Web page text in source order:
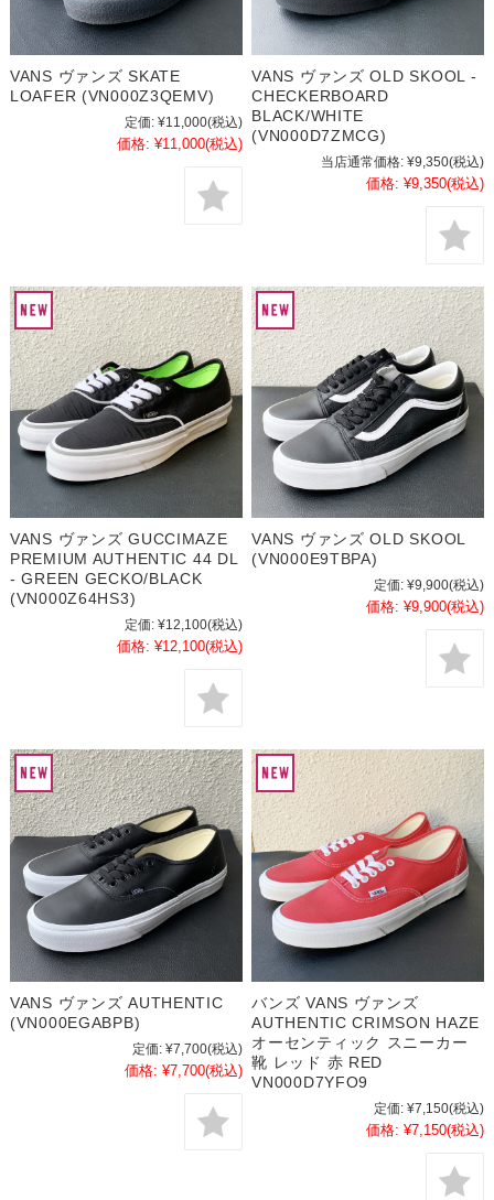
VANS ヴァンズ SKATE
LOAFER (VN000Z3QEMV)
定価: ¥11,000(税込)
価格: ¥11,000(税込)
VANS ヴァンズ OLD SKOOL -
CHECKERBOARD
BLACK/WHITE
(VN000D7ZMCG)
当店通常価格: ¥9,350(税込)
価格: ¥9,350(税込)
VANS ヴァンズ GUCCIMAZE
PREMIUM AUTHENTIC 44 DL
- GREEN GECKO/BLACK
(VN000Z64HS3)
定価: ¥12,100(税込)
価格: ¥12,100(税込)
VANS ヴァンズ OLD SKOOL
(VN000E9TBPA)
定価: ¥9,900(税込)
価格: ¥9,900(税込)
VANS ヴァンズ AUTHENTIC
(VN000EGABPB)
定価: ¥7,700(税込)
価格: ¥7,700(税込)
バンズ VANS ヴァンズ
AUTHENTIC CRIMSON HAZE
オーセンティック スニーカー
靴 レッド 赤 RED
VN000D7YFO9
定価: ¥7,150(税込)
価格: ¥7,150(税込)